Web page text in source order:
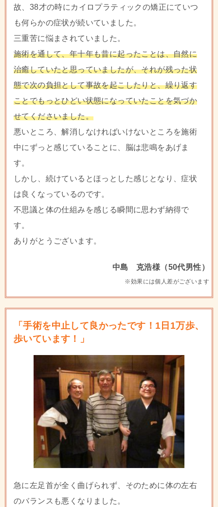
故、38才の時にカイロプラティックの矯正にていつ
も何らかの症状が続いていました。
三重苦に悩まされていました。
施術を通して、年十年も昔に起ったことは、自然に
治癒していたと思っていましたが、それが残った状
態で次の負担として事故を起こしたりと、繰り返す
ことでもっとひどい状態になっていたことを気づか
せてくださいました。
悪いところ、解消しなければいけないところを施術
中にずっと感じていることに、脳は悲鳴をあげま
す。
しかし、続けているとほっとした感じとなり、症状
は良くなっているのです。
不思議と体の仕組みを感じる瞬間に思わず納得で
す。
ありがとうございます。
中島 克浩様（50代男性）
※効果には個人差がございます
「手術を中止して良かったです！1日1万歩、
歩いています！」
急に左足首が全く曲げられず、そのために体の左右
のバランスも悪くなりました。